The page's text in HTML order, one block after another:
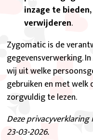
inzage te
verwijderen.
Zygomatic is de
gegevensverwerking.
wij uit welke
gebruiken en met welk
zorgvuldig te lezen.
Deze
23-03-2026.